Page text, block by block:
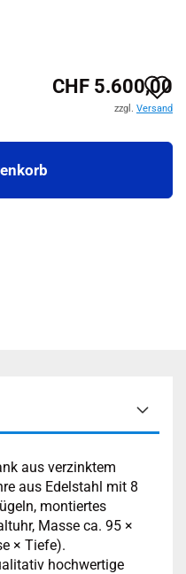
CHF 5.600,00
zzgl. Versand
aus verzinktem
aus Edelstahl mit 8
montiertes
Masse ca. 95 ×
× Tiefe).
hochwertige